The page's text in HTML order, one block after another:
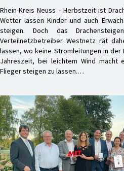
Rhein-Kreis Neuss - Herbstzeit ist
Wetter lassen Kinder und auch
steigen. Doch das
Verteilnetzbetreiber Westnetz rät
lassen, wo keine Stromleitungen in der
Jahreszeit, bei leichtem Wind macht
Flieger steigen zu lassen.…